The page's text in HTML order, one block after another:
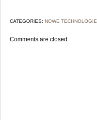
CATEGORIES: NOWE TECHNOLOGIE
Comments are closed.